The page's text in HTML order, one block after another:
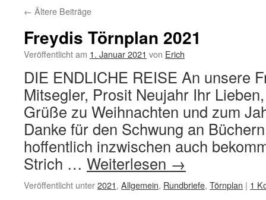
← Ältere Beiträge
Freydis Törnplan 2021
Veröffentlicht am 1. Januar 2021 von Erich
DIE ENDLICHE REISE An unsere
Mitsegler, Prosit Neujahr Ihr
Grüße zu Weihnachten und zum
Danke für den Schwung an
hoffentlich inzwischen auch
Strich … Weiterlesen →
Veröffentlicht unter2021, Allgemein, Rundbriefe, Törnplan | 1